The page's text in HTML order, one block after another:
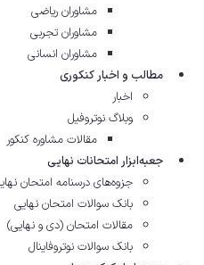
مشاوران ریاضی
مشاوران تجربی
مشاوران انسانی
مطالب و اخبار کنکوری
اخبار
وبلاگ نوتروفیل
مقالات مشاوره‌ کنکور
جعبه‌ابزار امتحانات نهایی
جزوه‌های درسنامه امتحان نهایی
بانک سوالات امتحان نهایی
مقالات امتحان (دی و نهایی)
بانک سوالات نوتروفاینال